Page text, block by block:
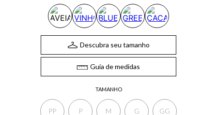
TAMANHO
PP P M G GG
Descubra seu tamanho
Guia de medidas